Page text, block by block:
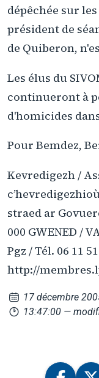
dépêchée sur
président de
de Quiberon,
Les élus du
continueront à
d'homicides
Pour Bemdez,
Kevredigezh /
straed ar
000 GWENED /
Pgz / Tél. 06 11
http://
17 décembre
13:47:00 —